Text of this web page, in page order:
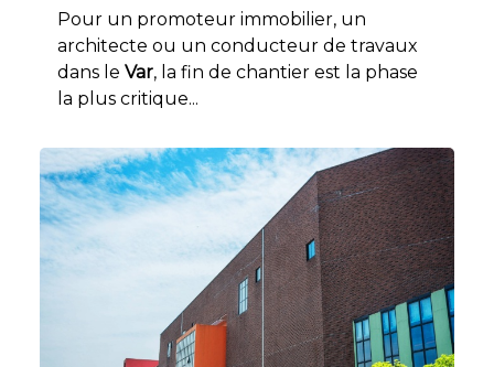
Pour un promoteur immobilier, un
architecte ou un conducteur de travaux
dans le Var, la fin de chantier est la phase
la plus critique...